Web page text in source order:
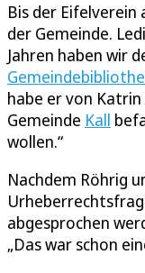
Bis der
der Gemeinde.
Jahren haben wir
habe er von
Gemeinde Kall
wollen.“
Nachdem Röhrig
abgesprochen
„Das war schon